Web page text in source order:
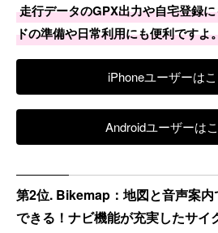
走行データのGPX出力や自宅登録
ドの準備や日常利用にも便利ですよ
iPhoneユーザーは
Androidユーザーは
第2位. Bikemap：地図と音声案
できる！ナビ機能が充実したサイ